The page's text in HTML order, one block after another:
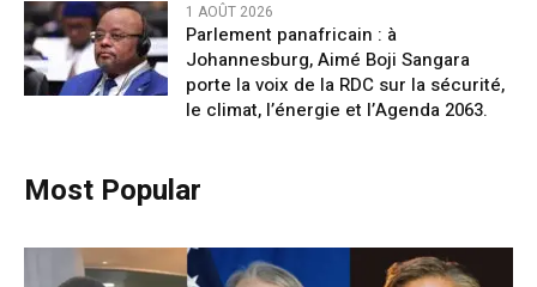
1 AOÛT 2026
Parlement panafricain : à
Johannesburg, Aimé Boji Sangara
porte la voix de la RDC sur la sécurité,
le climat, l’énergie et l’Agenda 2063.
Most Popular